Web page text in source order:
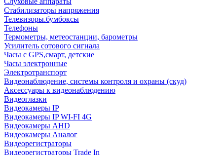
Стабилизаторы напряжения
Телевизоры.бумбоксы
Телефоны
Термометры, метеостанции, барометры
Усилитель сотового сигнала
Часы с GPS,смарт, детские
Часы электронные
Электротранспорт
Видеонаблюдение, системы контроля и охраны (скуд)
Аксессуары к видеонаблюдению
Видеоглазки
Видеокамеры IP
Видеокамеры IP WI-FI 4G
Видеокамеры AHD
Видеокамеры Аналог
Видеорегистраторы
Видеорегистраторы Trade In